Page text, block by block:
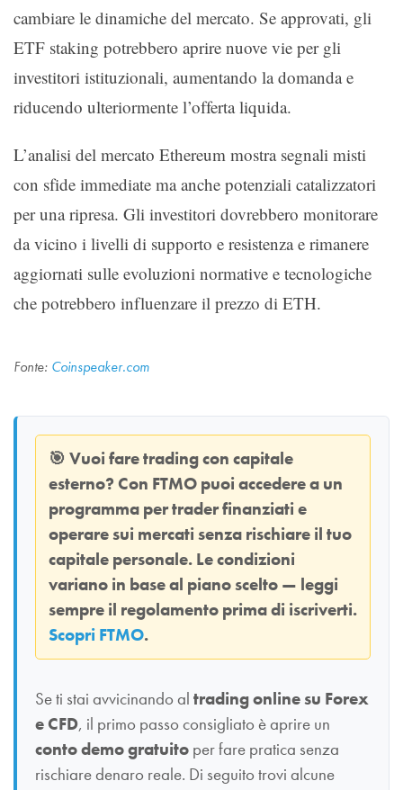
cambiare le dinamiche del mercato. Se approvati, gli
ETF staking potrebbero aprire nuove vie per gli
investitori istituzionali, aumentando la domanda e
riducendo ulteriormente l’offerta liquida.
L’analisi del mercato Ethereum mostra segnali misti
con sfide immediate ma anche potenziali catalizzatori
per una ripresa. Gli investitori dovrebbero monitorare
da vicino i livelli di supporto e resistenza e rimanere
aggiornati sulle evoluzioni normative e tecnologiche
che potrebbero influenzare il prezzo di ETH.
Fonte: Coinspeaker.com
🎯 Vuoi fare trading con capitale
esterno? Con FTMO puoi accedere a un
programma per trader finanziati e
operare sui mercati senza rischiare il tuo
capitale personale. Le condizioni
variano in base al piano scelto — leggi
sempre il regolamento prima di iscriverti.
Scopri FTMO.
Se ti stai avvicinando al trading online su Forex
e CFD, il primo passo consigliato è aprire un
conto demo gratuito per fare pratica senza
rischiare denaro reale. Di seguito trovi alcune